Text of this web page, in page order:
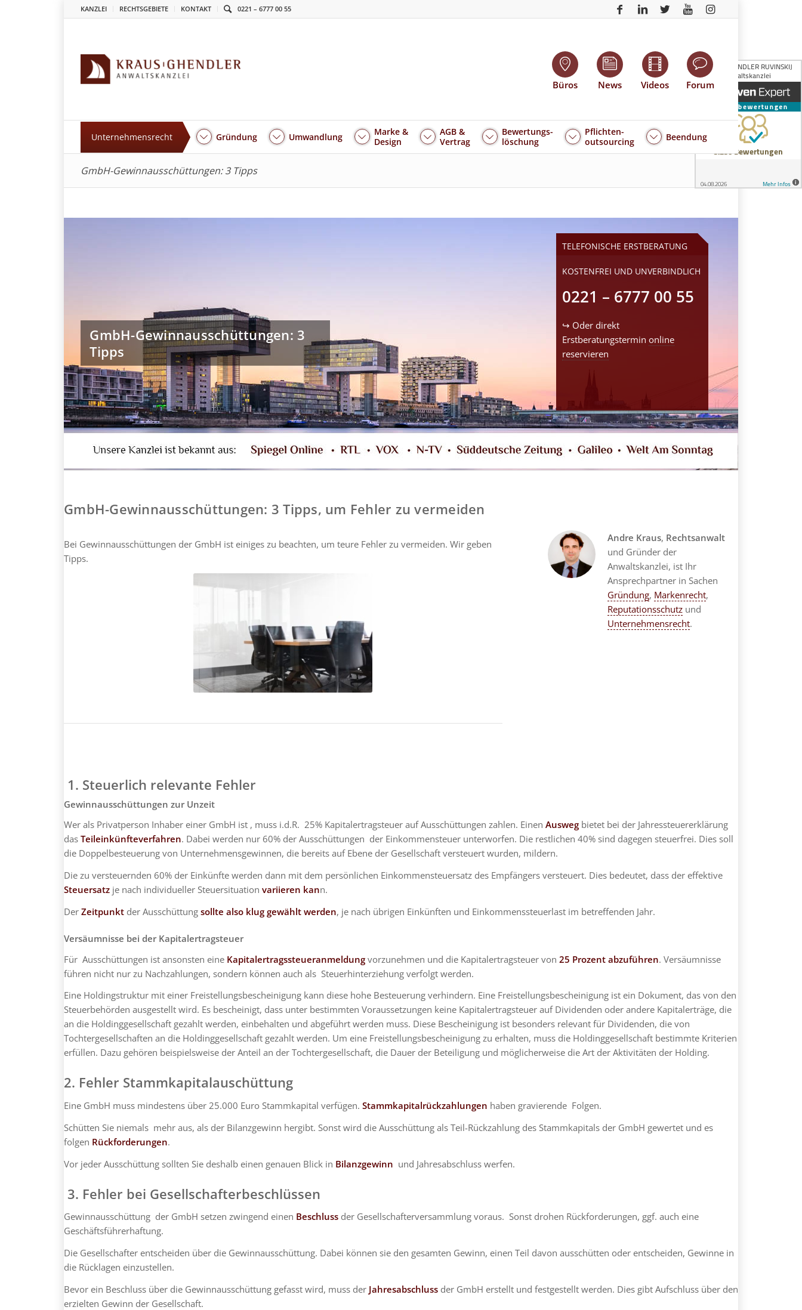
KANZLEI RECHTSGEBIETE KONTAKT 0221 – 6777 00 55
Büros News Videos Forum
Unternehmensrecht Gründung Umwandlung
Marke &
Design
AGB &
Vertrag
Bewertungs-
löschung
Pflichten-
outsourcing
Beendung
GmbH-Gewinnausschüttungen: 3 Tipps
GmbH-Gewinnausschüttungen: 3
Tipps
TELEFONISCHE ERSTBERATUNG
KOSTENFREI UND UNVERBINDLICH
0221 – 6777 00 55
↪ Oder direkt
Erstberatungstermin online
reservieren
GmbH-Gewinnausschüttungen: 3 Tipps, um Fehler zu vermeiden
Bei Gewinnausschüttungen der GmbH ist einiges zu beachten, um teure Fehler zu vermeiden. Wir geben
Tipps.
Andre Kraus, Rechtsanwalt
und Gründer der
Anwaltskanzlei, ist Ihr
Ansprechpartner in Sachen
Gründung, Markenrecht,
Reputationsschutz und
Unternehmensrecht.
1. Steuerlich relevante Fehler
Gewinnausschüttungen zur Unzeit
Wer als Privatperson Inhaber einer GmbH ist , muss i.d.R. 25% Kapitalertragsteuer auf Ausschüttungen zahlen. Einen Ausweg bietet bei der Jahressteuererklärung
das Teileinkünfteverfahren. Dabei werden nur 60% der Ausschüttungen der Einkommensteuer unterworfen. Die restlichen 40% sind dagegen steuerfrei. Dies soll
die Doppelbesteuerung von Unternehmensgewinnen, die bereits auf Ebene der Gesellschaft versteuert wurden, mildern.
Die zu versteuernden 60% der Einkünfte werden dann mit dem persönlichen Einkommensteuersatz des Empfängers versteuert. Dies bedeutet, dass der effektive
Steuersatz je nach individueller Steuersituation variieren kann.
Der Zeitpunkt der Ausschüttung sollte also klug gewählt werden, je nach übrigen Einkünften und Einkommenssteuerlast im betreffenden Jahr.
Versäumnisse bei der Kapitalertragsteuer
Für Ausschüttungen ist ansonsten eine Kapitalertragssteueranmeldung vorzunehmen und die Kapitalertragsteuer von 25 Prozent abzuführen. Versäumnisse
führen nicht nur zu Nachzahlungen, sondern können auch als Steuerhinterziehung verfolgt werden.
Eine Holdingstruktur mit einer Freistellungsbescheinigung kann diese hohe Besteuerung verhindern. Eine Freistellungsbescheinigung ist ein Dokument, das von den
Steuerbehörden ausgestellt wird. Es bescheinigt, dass unter bestimmten Voraussetzungen keine Kapitalertragsteuer auf Dividenden oder andere Kapitalerträge, die
an die Holdinggesellschaft gezahlt werden, einbehalten und abgeführt werden muss. Diese Bescheinigung ist besonders relevant für Dividenden, die von
Tochtergesellschaften an die Holdinggesellschaft gezahlt werden. Um eine Freistellungsbescheinigung zu erhalten, muss die Holdinggesellschaft bestimmte Kriterien
erfüllen. Dazu gehören beispielsweise der Anteil an der Tochtergesellschaft, die Dauer der Beteiligung und möglicherweise die Art der Aktivitäten der Holding.
2. Fehler Stammkapitalauschüttung
Eine GmbH muss mindestens über 25.000 Euro Stammkapital verfügen. Stammkapitalrückzahlungen haben gravierende Folgen.
Schütten Sie niemals mehr aus, als der Bilanzgewinn hergibt. Sonst wird die Ausschüttung als Teil-Rückzahlung des Stammkapitals der GmbH gewertet und es
folgen Rückforderungen.
Vor jeder Ausschüttung sollten Sie deshalb einen genauen Blick in Bilanzgewinn und Jahresabschluss werfen.
3. Fehler bei Gesellschafterbeschlüssen
Gewinnausschüttung der GmbH setzen zwingend einen Beschluss der Gesellschafterversammlung voraus. Sonst drohen Rückforderungen, ggf. auch eine
Geschäftsführerhaftung.
Die Gesellschafter entscheiden über die Gewinnausschüttung. Dabei können sie den gesamten Gewinn, einen Teil davon ausschütten oder entscheiden, Gewinne in
die Rücklagen einzustellen.
Bevor ein Beschluss über die Gewinnausschüttung gefasst wird, muss der Jahresabschluss der GmbH erstellt und festgestellt werden. Dies gibt Aufschluss über den
erzielten Gewinn der Gesellschaft.